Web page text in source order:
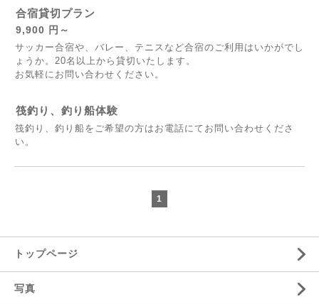
合宿貸切プラン
9,900 円～
サッカー合宿や、バレー、テニスなど合宿のご利用はいかがでし
ょうか。20名以上から貸切いたします。
お気軽にお問い合わせください。
筏釣り、釣り船体験
筏釣り、釣り船をご希望の方はお電話にてお問い合わせくださ
い。
1
トップページ
写真